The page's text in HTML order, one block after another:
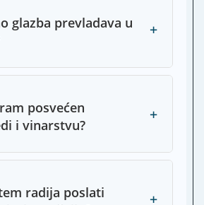
glazba prevladava u
+
posvećen
i vinarstvu?
+
radija poslati
+